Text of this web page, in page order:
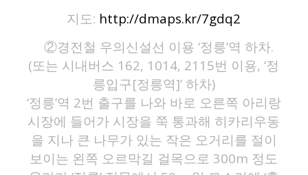
지도: http://dmaps.kr/7gdq2
②경전철 우의신설선 이용 ‘정릉’역 하차.
(또는 시내버스 162, 1014, 2115번 이용, ‘정
릉입구[정릉역]’ 하차)
‘정릉’역 2번 출구를 나와 바로 오른쪽 아리랑
시장에 들어가 시장을 쭉 통과해 히카리우동
을 지나 큰 나무가 있는 작은 오거리를 절이
보이는 왼쪽 오르막길 걸목으로 300m 정도